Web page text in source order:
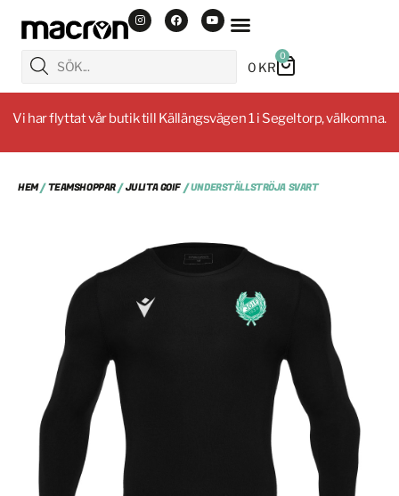
0 KR
0
Vi har flyttat vår butik till Källängsvägen 1 i Segeltorp, välkomna.
HEM/TEAMSHOPPAR/JULITA GOIF/ UNDERSTÄLLSTRÖJA SVART